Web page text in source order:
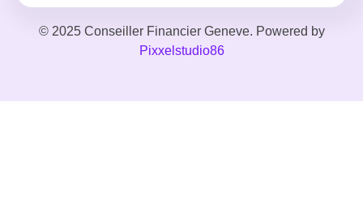
© 2025 Conseiller Financier Geneve. Powered by
Pixxelstudio86